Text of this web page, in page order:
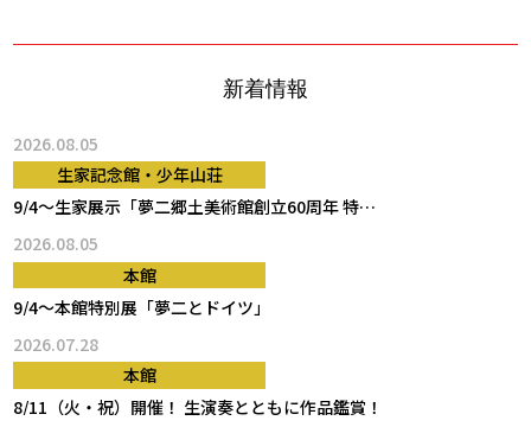
新着情報
2026.08.05
生家記念館・少年山荘
9/4～生家展示「夢二郷土美術館創立60周年 特別展関連企画…
2026.08.05
本館
9/4～本館特別展「夢二とドイツ」
2026.07.28
本館
8/11（火・祝）開催！ 生演奏とともに作品鑑賞！